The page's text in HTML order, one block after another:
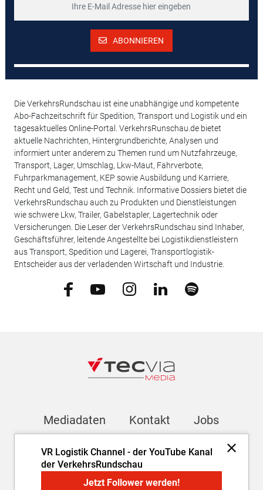
VR Logistik Channel - der YouTube Kanal
der VerkehrsRundschau
Jetzt Follower werden!
ABONNIEREN
Die VerkehrsRundschau ist eine unabhängige und kompetente
Abo-Fachzeitschrift für Spedition, Transport und Logistik und ein
tagesaktuelles Online-Portal. VerkehrsRunschau.de bietet
aktuelle Nachrichten, Hintergrundberichte, Analysen und
informiert unter anderem zu Themen rund um Nutzfahrzeuge,
Transport, Lager, Umschlag, Lkw-Maut, Fahrverbote,
Fuhrparkmanagement, KEP sowie Ausbildung und Karriere,
Recht und Geld, Test und Technik. Informative Dossiers bietet die
VerkehrsRundschau auch zu Produkten und Dienstleistungen
wie schwere Lkw, Trailer, Gabelstapler, Lagertechnik oder
Versicherungen. Die Leser der VerkehrsRundschau sind Inhaber,
Geschäftsführer, leitende Angestellte bei Logistikdienstleistern
aus Transport, Spedition und Lagerei, Transportlogistik-
Entscheider aus der verladenden Wirtschaft und Industrie.
Mediadaten Kontakt Jobs
Newsletter